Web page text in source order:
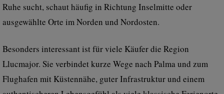
Ruhe sucht, schaut häufig in Richtung Inselmitte oder
ausgewählte Orte im Norden und Nordosten.
Besonders interessant ist für viele Käufer die Region
Llucmajor. Sie verbindet kurze Wege nach Palma und zum
Flughafen mit Küstennähe, guter Infrastruktur und einem